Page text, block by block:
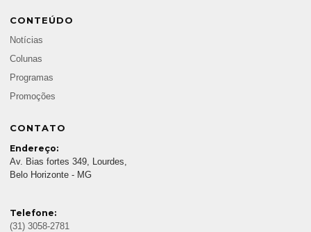
CONTEÚDO
Notícias
Colunas
Programas
Promoções
CONTATO
Endereço:
Av. Bias fortes 349, Lourdes,
Belo Horizonte - MG
Telefone:
(31) 3058-2781